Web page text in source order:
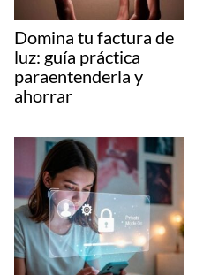
Domina tu factura de
luz: guía práctica
paraentenderla y
ahorrar